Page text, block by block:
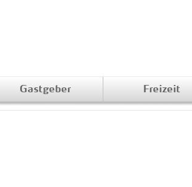
Gastgeber Freizeit